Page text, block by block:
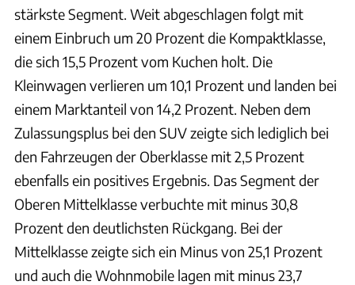
stärkste Segment. Weit abgeschlagen folgt mit
einem Einbruch um 20 Prozent die Kompaktklasse,
die sich 15,5 Prozent vom Kuchen holt. Die
Kleinwagen verlieren um 10,1 Prozent und landen bei
einem Marktanteil von 14,2 Prozent. Neben dem
Zulassungsplus bei den SUV zeigte sich lediglich bei
den Fahrzeugen der Oberklasse mit 2,5 Prozent
ebenfalls ein positives Ergebnis. Das Segment der
Oberen Mittelklasse verbuchte mit minus 30,8
Prozent den deutlichsten Rückgang. Bei der
Mittelklasse zeigte sich ein Minus von 25,1 Prozent
und auch die Wohnmobile lagen mit minus 23,7